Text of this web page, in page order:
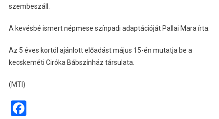
szembeszáll.
A kevésbé ismert népmese színpadi adaptációját Pallai Mara írta.
Az 5 éves kortól ajánlott előadást május 15-én mutatja be a
kecskeméti Ciróka Bábszínház társulata.
(MTI)
Facebook